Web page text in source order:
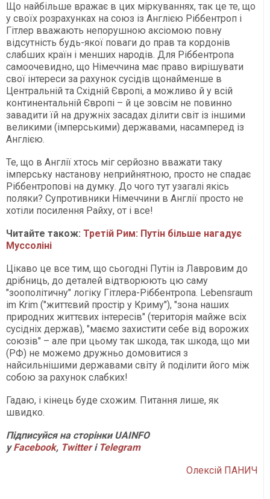
Що найбільше вражає в цих міркуваннях, так це те, що
у своїх розрахунках на союз із Англією Ріббентроп і
Гітлер вважають непорушною аксіомою повну
відсутність будь-якої поваги до прав та кордонів
слабших країн і менших народів. Для Ріббентропа
самоочевидно, що Німеччина має право вирішувати
свої інтереси за рахунок сусідів щонайменше в
Центральній та Східній Європі, а можливо й у всій
континентальній Європі – й це зовсім не повинно
завадити їй на дружніх засадах ділити світ із іншими
великими (імперськими) державами, насамперед із
Англією.
Те, що в Англії хтось міг серйозно вважати таку
імперську настанову неприйнятною, просто не спадає
Ріббентропові на думку. До чого тут узагалі якісь
поляки? Супротивники Німеччини в Англії просто не
хотіли посилення Райху, от і все!
Читайте також: Третій Рим: Путін більше нагадує
Муссоліні
Цікаво це все тим, що сьогодні Путін із Лавровим до
дрібниць, до деталей відтворюють цю саму
"зоополітичну" логіку Гітлера-Ріббентропа. Lebensraum
im Krim ("життєвий простір у Криму"), "зона наших
природних життєвих інтересів" (територія майже всіх
сусідніх держав), "маємо захистити себе від ворожих
союзів" – але при цьому так шкода, так шкода, що ми
(РФ) не можемо дружньо домовитися з
найсильнішими державами світу й поділити його між
собою за рахунок слабких!
Гадаю, і кінець буде схожим. Питання лише, як
швидко.
Підписуйся на сторінки UAINFO
уFacebook, Twitter і Telegram
Олексій ПАНИЧ